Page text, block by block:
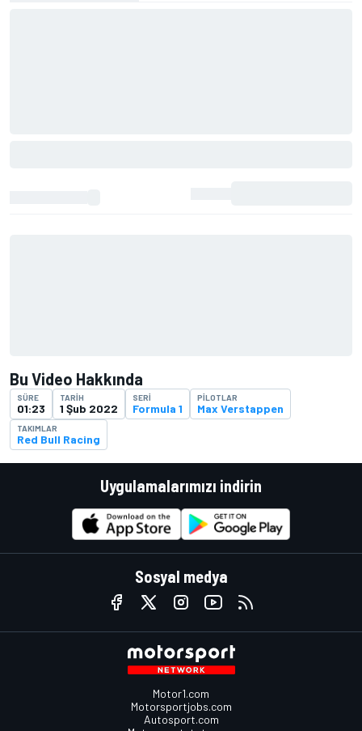
Bu Video Hakkında
SÜRE
01:23
TARIH
1 Şub 2022
SERI
Formula 1
PILOTLAR
Max Verstappen
TAKIMLAR
Red Bull Racing
Uygulamalarımızı indirin
Sosyal medya
Motor1.com
Motorsportjobs.com
Autosport.com